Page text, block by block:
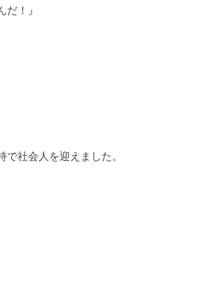
！』
社会人を迎えました。